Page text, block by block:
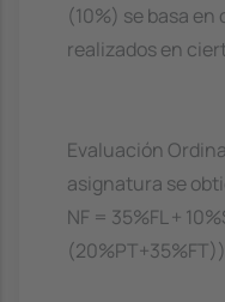
(10%) se basa
realizados en
Evaluación
asignatura se
NF = 35%FL +
(20%PT+35%FT))